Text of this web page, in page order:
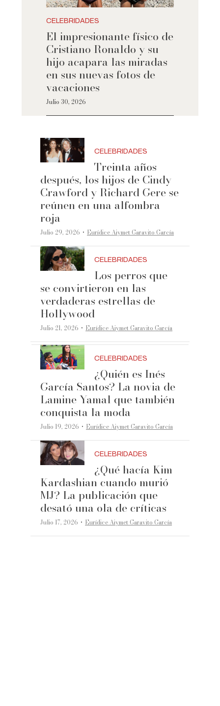
CELEBRIDADES
El impresionante físico de
Cristiano Ronaldo y su
hijo acapara las miradas
en sus nuevas fotos de
vacaciones
Julio 30, 2026
CELEBRIDADES
Treinta años
después, los hijos de Cindy
Crawford y Richard Gere se
reúnen en una alfombra
roja
Julio 29, 2026 ·Eurídice Aiymet Garavito García
CELEBRIDADES
Los perros que
se convirtieron en las
verdaderas estrellas de
Hollywood
Julio 21, 2026 ·Eurídice Aiymet Garavito García
CELEBRIDADES
¿Quién es Inés
García Santos? La novia de
Lamine Yamal que también
conquista la moda
Julio 19, 2026 ·Eurídice Aiymet Garavito García
CELEBRIDADES
¿Qué hacía Kim
Kardashian cuando murió
MJ? La publicación que
desató una ola de críticas
Julio 17, 2026 ·Eurídice Aiymet Garavito García